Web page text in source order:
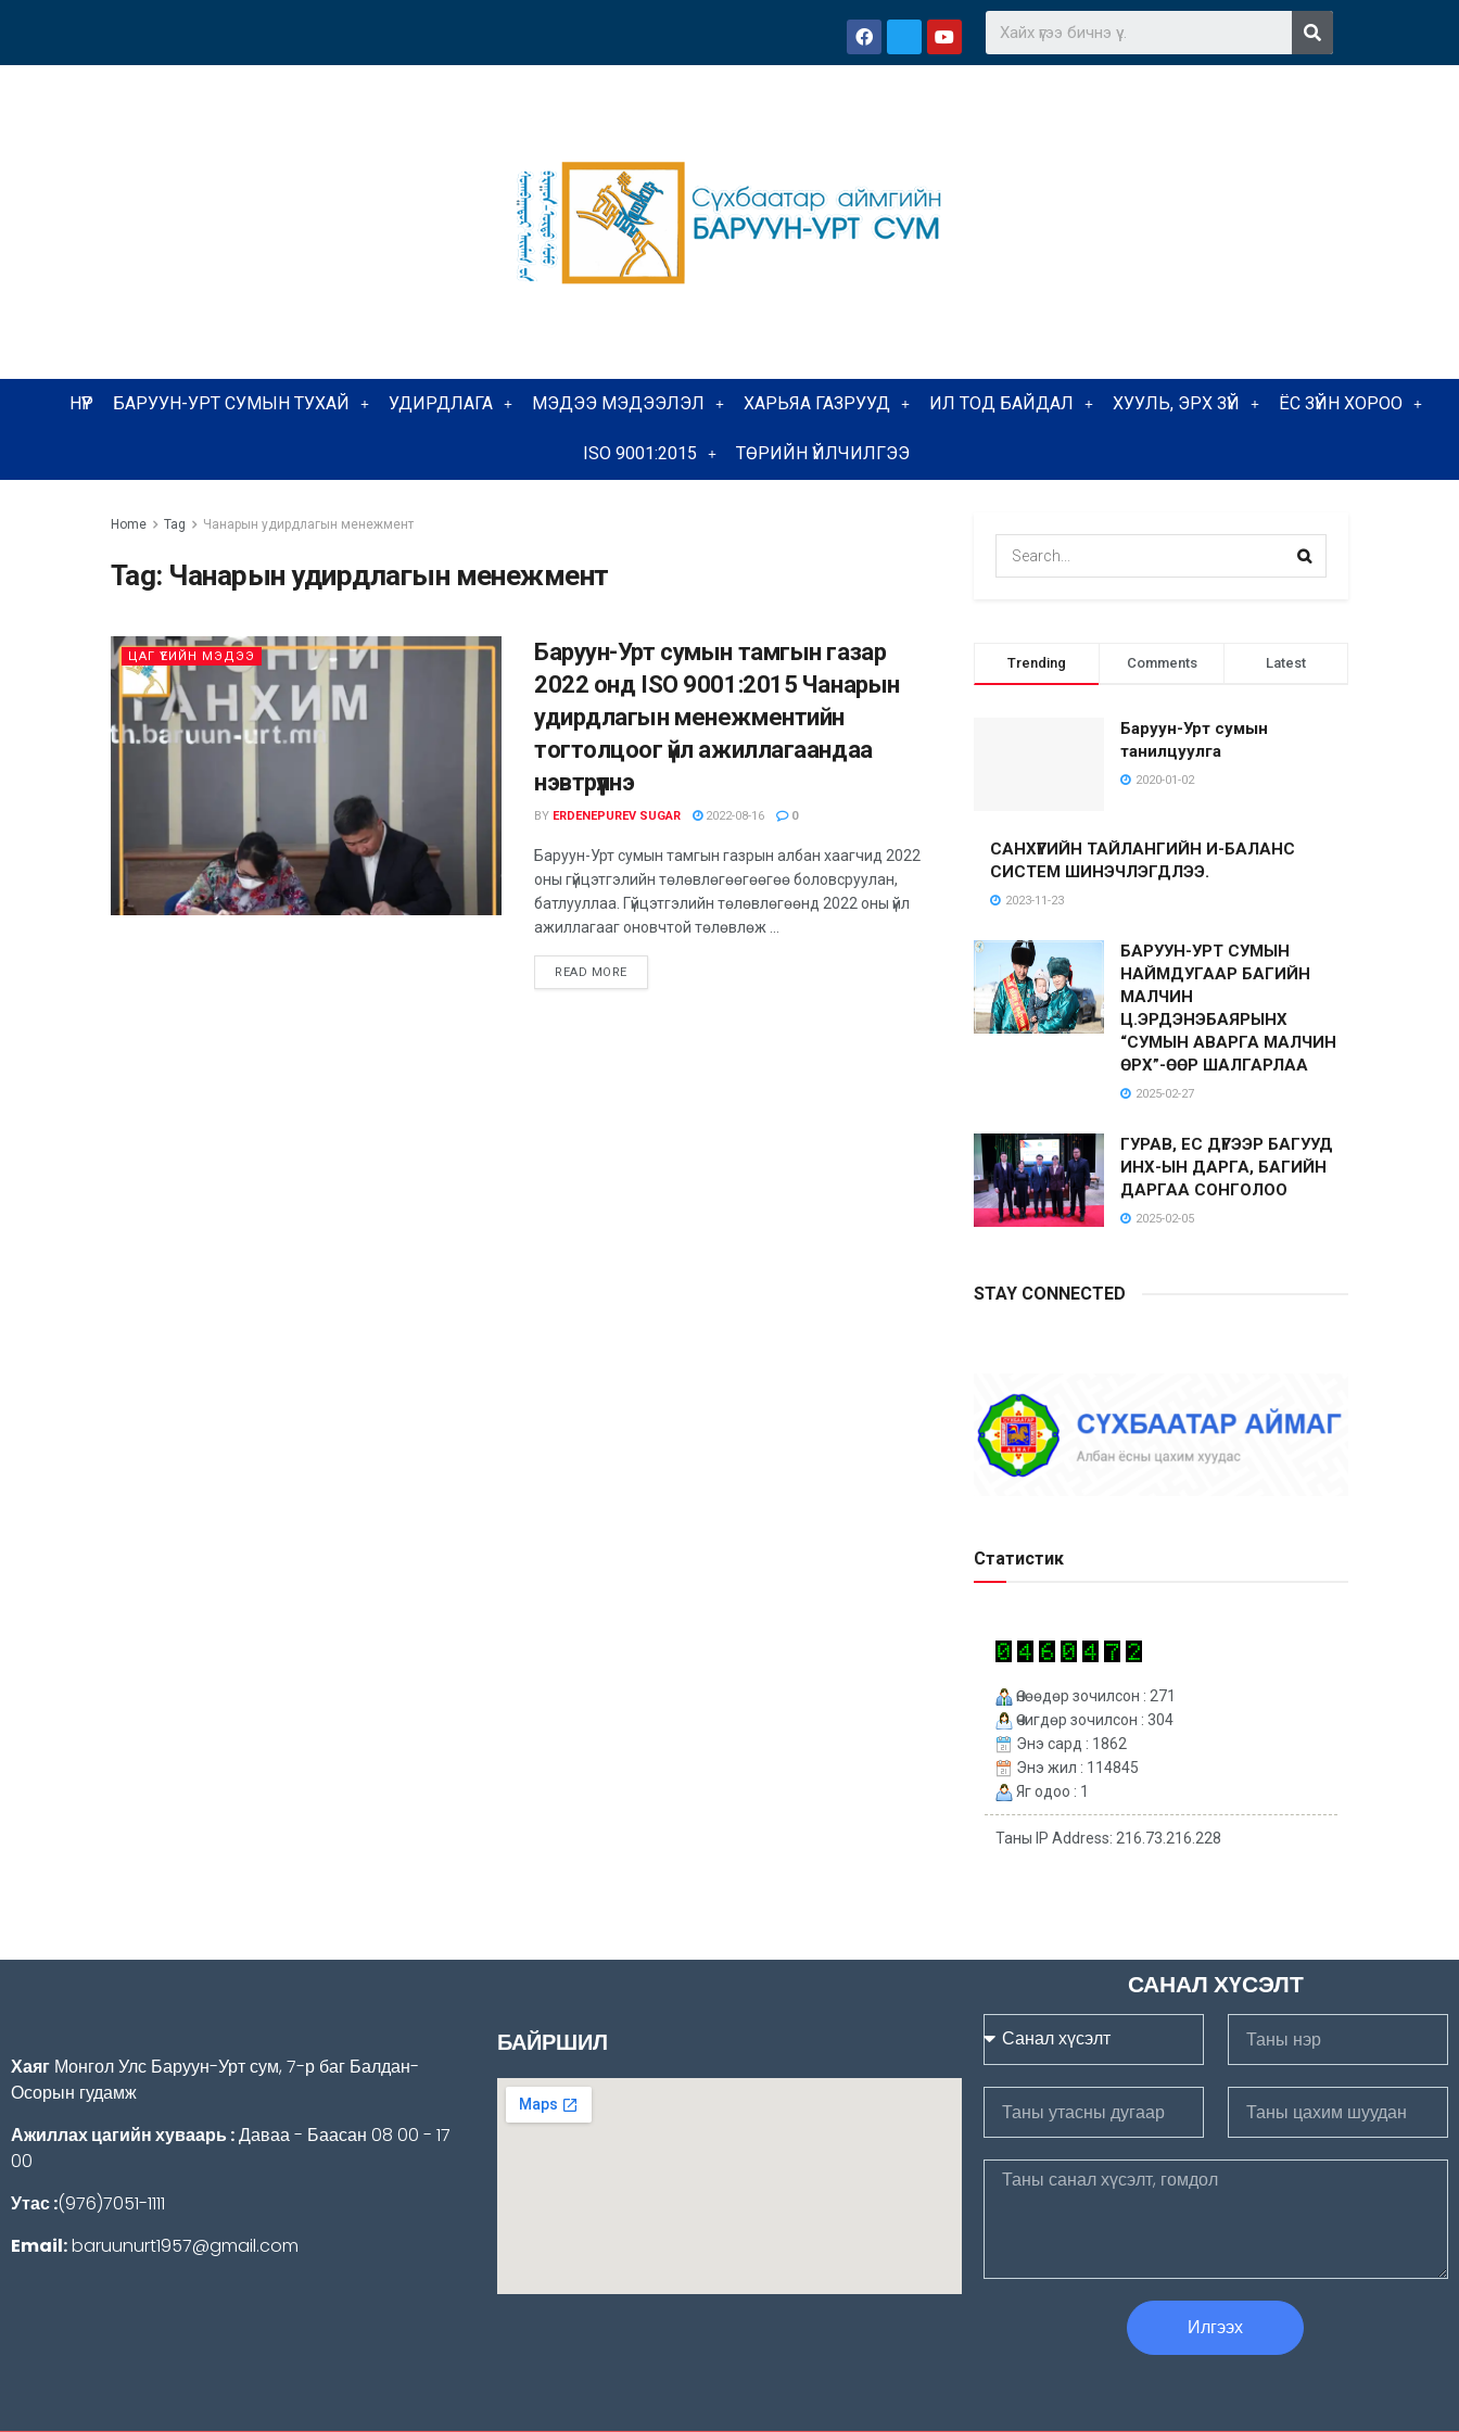
НҮҮР БАРУУН-УРТ СУМЫН ТУХАЙ УДИРДЛАГА МЭДЭЭ МЭДЭЭЛЭЛ ХАРЬЯА ГАЗРУУД ИЛ ТОД БАЙДАЛ ХУУЛЬ, ЭРХ ЗҮЙ ЁС ЗҮЙН ХОРОО
ISO 9001:2015 ТӨРИЙН ҮЙЛЧИЛГЭЭ
Home Tag Чанарын удирдлагын менежмент
Tag: Чанарын удирдлагын менежмент
ЦАГ ҮЕИЙН МЭДЭЭ
Баруун-Урт сумын тамгын газар
2022 онд ISO 9001:2015 Чанарын
удирдлагын менежментийн
тогтолцоог үйл ажиллагаандаа
нэвтрүүлнэ
BY ERDENEPUREV SUGAR 2022-08-16 0
Баруун-Урт сумын тамгын газрын албан хаагчид 2022
оны гүйцэтгэлийн төлөвлөгөөгөөгөө боловсруулан,
батлууллаа. Гүйцэтгэлийн төлөвлөгөөнд 2022 оны үйл
ажиллагааг оновчтой төлөвлөж ...
READ MORE
Trending Comments Latest
Баруун-Урт сумын
танилцуулга
2020-01-02
САНХҮҮГИЙН ТАЙЛАНГИЙН И-БАЛАНС
СИСТЕМ ШИНЭЧЛЭГДЛЭЭ.
2023-11-23
БАРУУН-УРТ СУМЫН
НАЙМДУГААР БАГИЙН
МАЛЧИН
Ц.ЭРДЭНЭБАЯРЫНХ
“СУМЫН АВАРГА МАЛЧИН
ӨРХ”-ӨӨР ШАЛГАРЛАА
2025-02-27
ГУРАВ, ЕС ДҮГЭЭР БАГУУД
ИНХ-ЫН ДАРГА, БАГИЙН
ДАРГАА СОНГОЛОО
2025-02-05
STAY CONNECTED
Статистик
Өнөөдөр зочилсон : 271
Өчигдөр зочилсон : 304
Энэ сард : 1862
Энэ жил : 114845
Яг одоо : 1
Таны IP Address: 216.73.216.228
Хаяг Монгол Улс Баруун-Урт сум, 7-р баг Балдан-
Осорын гудамж
Ажиллах цагийн хуваарь :Даваа - Баасан 08 00 - 17
00
Утас :(976)7051-1111
Email:baruunurt1957@gmail.com
БАЙРШИЛ
САНАЛ ХҮСЭЛТ
Илгээх